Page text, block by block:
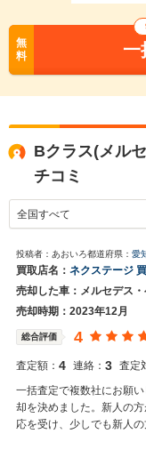
無
料
一
Bクラス(メル
チコミ
投稿者：あおいろ都道府県： 愛
買取店名： ネクステージ
売却した車：メルセデス
売却時期：2023年12月
総合評価 4
査定額： 4 連絡： 3 査定
一括査定で複数社にお願
却を決めました。新人の
応を受け、少しでも新人
却を決めました。またフ